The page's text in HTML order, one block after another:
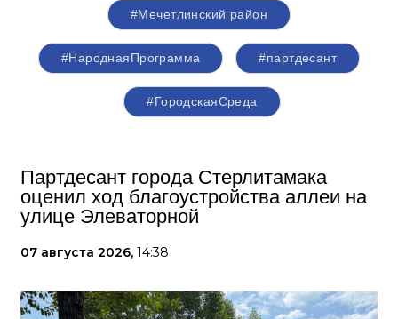
#Мечетлинский район
#НароднаяПрограмма #партдесант
#ГородскаяСреда
Партдесант города Стерлитамака
оценил ход благоустройства аллеи на
улице Элеваторной
07 августа 2026, 14:38